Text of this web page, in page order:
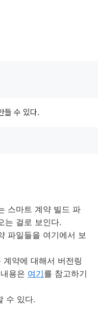
들 수 있다.
스마트 계약 빌드 파
는 걸로 보인다.
파일들을 여기에서 보
계약에 대해서 버전링
용은 여기를 참고하기
수 있다.